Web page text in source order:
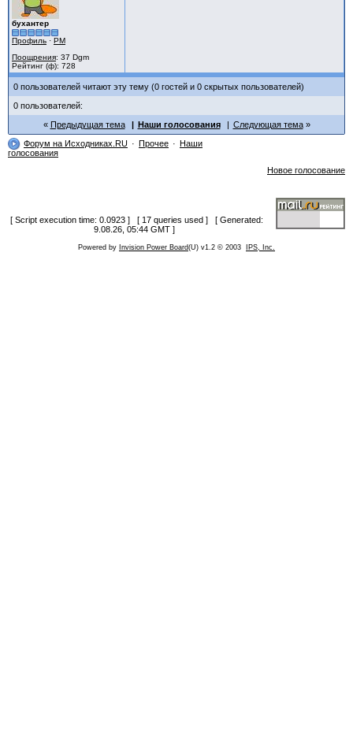
бухантер
Профиль · PM
Поощрения: 37 Dgm
Рейтинг (ф): 728
0 пользователей читают эту тему (0 гостей и 0 скрытых пользователей)
0 пользователей:
Предыдущая тема
Наши голосования
Следующая тема
Форум на Исходниках.RU
Прочее
Наши
голосования
Новое голосование
[ Script execution time: 0.0923 ] [ 17 queries used ] [ Generated:
9.08.26, 05:44 GMT ]
Powered by Invision Power Board(U) v1.2 © 2003 IPS, Inc.